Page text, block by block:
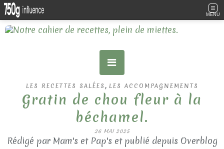
MENU
LES RECETTES SALÉES , LES ACCOMPAGNEMENTS
Gratin de chou fleur à la
béchamel.
26 MAI 2025
Rédigé par Mam's et Pap's et publié depuis Overblog